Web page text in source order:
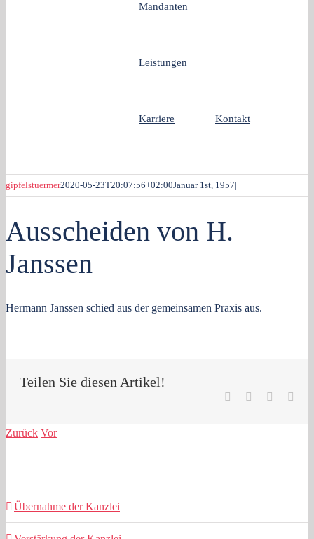
Mandanten
Leistungen
Karriere Kontakt
gipfelstuermer2020-05-23T20:07:56+02:00Januar 1st, 1957|
Ausscheiden von H.
Janssen
Hermann Janssen schied aus der gemeinsamen Praxis aus.
Teilen Sie diesen Artikel!
FacebookLinkedInPinterest
Zurück Vor
Übernahme der Kanzlei